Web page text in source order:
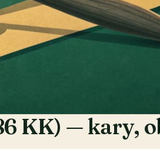
KK) — kary,